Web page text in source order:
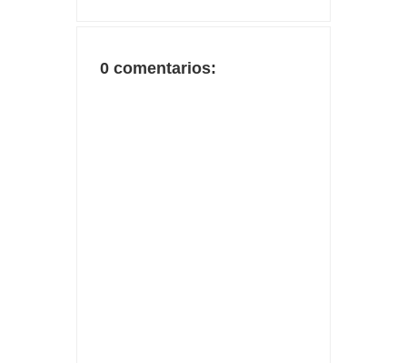
0 comentarios: